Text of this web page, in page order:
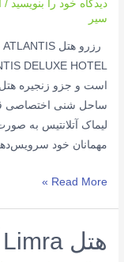
دیدگاه‌ خود را بنویسید /
سیر
است و جزو زنجیره
مهمانان خود
هتل
Read More »
هتل Limra آنتالیا